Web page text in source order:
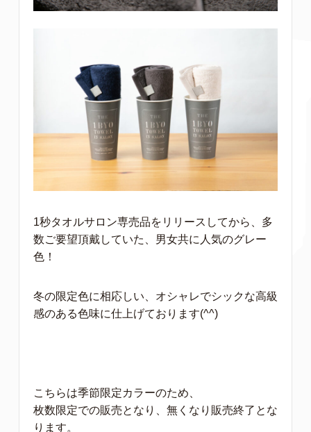
1秒タオルサロン専売品をリリースしてから、多
数ご要望頂戴していた、男女共に人気のグレー
色！
冬の限定色に相応しい、オシャレでシックな高級
感のある色味に仕上げております(^^)
こちらは季節限定カラーのため、
枚数限定での販売となり、無くなり販売終了とな
ります。